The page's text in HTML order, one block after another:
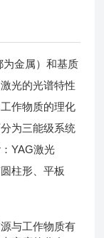
为金属）和基质
光的光谱特性
作物质的理化
为三能级系统
YAG激光
柱形、平板
与工作物质有